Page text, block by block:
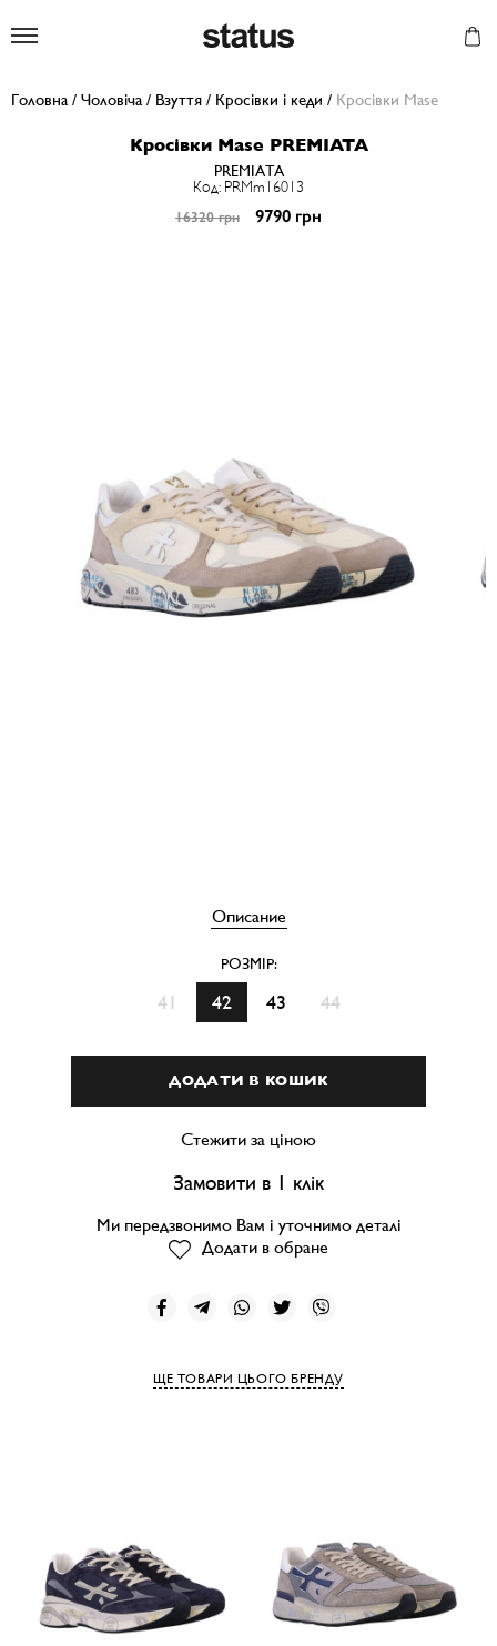
Головна / Чоловіча / Взуття / Кросівки і кеди / Кросівки Mase
Кросівки Mase PREMIATA
PREMIATA
Код: PRMm16013
16320 грн 9790 грн
Описание
РОЗМІР:
41 42 43 44
ДОДАТИ В КОШИК
Стежити за ціною
Замовити в 1 клік
Ми передзвонимо Вам і уточнимо деталі
Додати в обране
ЩЕ ТОВАРИ ЦЬОГО БРЕНДУ